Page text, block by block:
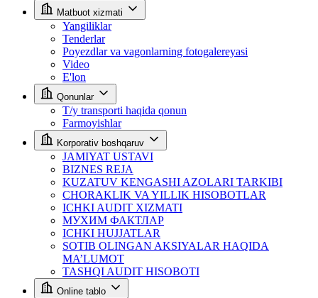
Matbuot xizmati
Yangiliklar
Tenderlar
Poyezdlar va vagonlarning fotogalereyasi
Video
E'lon
Qonunlar
T/y transporti haqida qonun
Farmoyishlar
Korporativ boshqaruv
JAMIYAT USTAVI
BIZNES REJA
KUZATUV KENGASHI AZOLARI TARKIBI
CHORAKLIK VA YILLIK HISOBOTLAR
ICHKI AUDIT XIZMATI
МУХИМ ФАКТЛАР
ICHKI HUJJATLAR
SOTIB OLINGAN AKSIYALAR HAQIDA
MA’LUMOT
TASHQI AUDIT HISOBOTI
Online tablo